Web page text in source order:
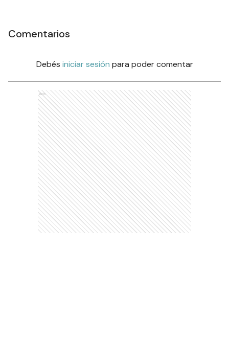
Comentarios
Debés iniciar sesión para poder comentar
Ads